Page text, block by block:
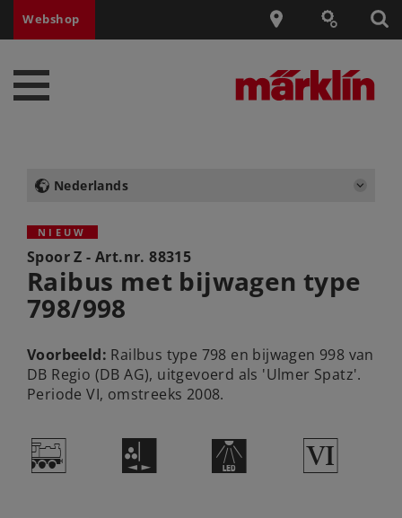
Webshop
Nederlands
NIEUW
Spoor Z - Art.nr.88315
Raibus met bijwagen type
798/998
Voorbeeld: Railbus type 798 en bijwagen 998 van
DB Regio (DB AG), uitgevoerd als 'Ulmer Spatz'.
Periode VI, omstreeks 2008.
/ H + 8